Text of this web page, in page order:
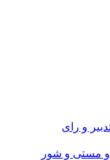
و رای
مستی و شور